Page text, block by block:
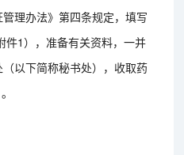
理办法》第四条规定，填写
件1），准备有关资料，一并
以下简称秘书处），收取药